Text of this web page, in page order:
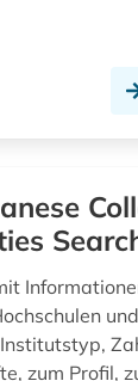
zum Profil,